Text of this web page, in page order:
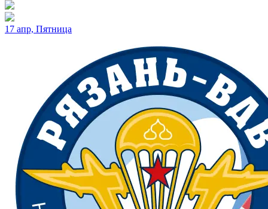
17 апр, Пятница